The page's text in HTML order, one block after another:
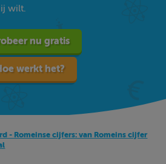
wilt.
nu gratis
werkt het?
- Romeinse cijfers: van Romeins cijfer